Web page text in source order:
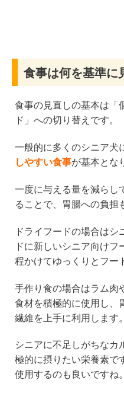
食事は何を基準に
食事の見直しの基本は「
ド」への切り替えです。
一般的に多くのシニア犬
しやすい食事が基本とな
一度に与える量を減らし
ることで、胃腸への負担
ドライフードの場合はシ
ドに新しいシニア向けフ
程かけてゆっくりとフー
手作り食の場合はラム肉
食材を積極的に使用し、
繊維を上手に利用します。
シニアに不足しがちなカ
極的に摂りたい栄養素で
使用するのも良いですね。